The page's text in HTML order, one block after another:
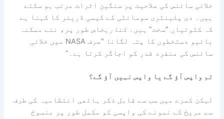
خلائی سائنس کی صلاحیت پر سنگین اثرات مرتب ہو سکتے
ہیں۔ دی پلینٹری سوسائٹی کے کیسی ڈریئر کا کہنا ہے
کہ کٹوتیاں "سخت” ہیں۔کنارہ خاص طور پر، نئے ممکنہ
بائیو دستخطوں کا پتہ لگانا "صرف NASA میں خلائی
سائنس کی منفرد قدر کو اجاگر کرتا ہے۔”
تم واپس آؤ گے یا واپس نہیں آؤ گے؟
لیکن کمرے میں سب سے قابل ذکر ہاتھی انتظامیہ کی طرف
سے مریخ کے نمونے کی واپسی کو مکمل طور پر منسوخ